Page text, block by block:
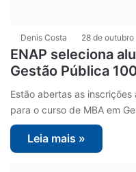
Denis Costa 28 de
ENAP seleciona
Gestão Pública
Estão abertas as
para o curso de MBA em
Leia mais »